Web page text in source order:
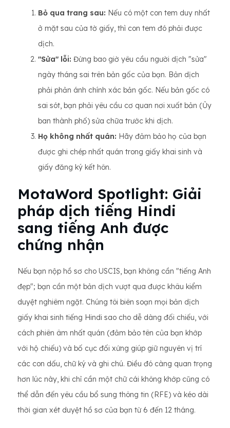
Bỏ ​​qua trang sau: Nếu có một con tem duy nhất
ở mặt sau của tờ giấy, thì con tem đó phải được
dịch.
"Sửa" lỗi: Đừng bao giờ yêu cầu người dịch "sửa"
ngày tháng sai trên bản gốc của bạn. Bản dịch
phải phản ánh chính xác bản gốc. Nếu bản gốc có
sai sót, bạn phải yêu cầu cơ quan nơi xuất bản (Ủy
ban thành phố) sửa chữa trước khi dịch.
Họ không nhất quán: Hãy đảm bảo họ của bạn
được ghi chép nhất quán trong giấy khai sinh và
giấy đăng ký kết hôn.
MotaWord Spotlight: Giải
pháp dịch tiếng Hindi
sang tiếng Anh được
chứng nhận
Nếu bạn nộp hồ sơ cho USCIS, bạn không cần "tiếng Anh
đẹp"; bạn cần một bản dịch vượt qua được khâu kiểm
duyệt nghiêm ngặt. Chúng tôi biên soạn mọi bản dịch
giấy khai sinh tiếng Hindi sao cho dễ dàng đối chiếu, với
cách phiên âm nhất quán (đảm bảo tên của bạn khớp
với hộ chiếu) và bố cục đối xứng giúp giữ nguyên vị trí
các con dấu, chữ ký và ghi chú. Điều đó càng quan trọng
hơn lúc này, khi chỉ cần một chữ cái không khớp cũng có
thể dẫn đến yêu cầu bổ sung thông tin (RFE) và kéo dài
thời gian xét duyệt hồ sơ của bạn từ 6 đến 12 tháng.